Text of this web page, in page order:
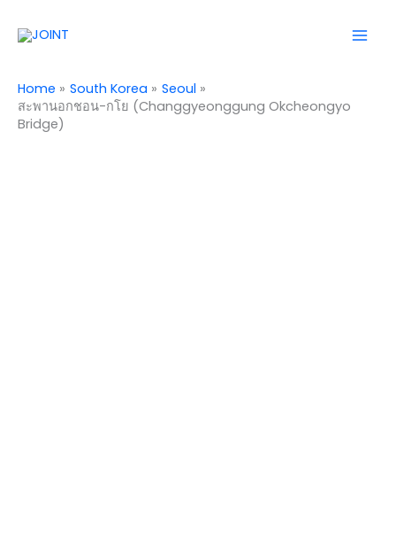
Home South Korea
Seoul
สะพานอกชอน-กโย (Changgyeonggung Okcheongyo
Bridge)